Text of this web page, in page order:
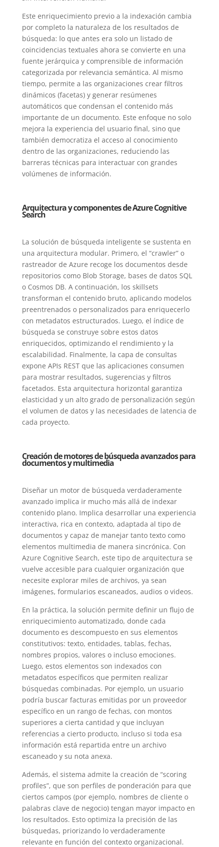
Este enriquecimiento previo a la indexación cambia
por completo la naturaleza de los resultados de
búsqueda: lo que antes era solo un listado de
coincidencias textuales ahora se convierte en una
fuente jerárquica y comprensible de información
categorizada por relevancia semántica. Al mismo
tiempo, permite a las organizaciones crear filtros
dinámicos (facetas) y generar resúmenes
automáticos que condensan el contenido más
importante de un documento. Este enfoque no solo
mejora la experiencia del usuario final, sino que
también democratiza el acceso al conocimiento
dentro de las organizaciones, reduciendo las
barreras técnicas para interactuar con grandes
volúmenes de información.
Arquitectura y componentes de Azure Cognitive
Search
La solución de búsqueda inteligente se sustenta en
una arquitectura modular. Primero, el “crawler” o
rastreador de Azure recoge los documentos desde
repositorios como Blob Storage, bases de datos SQL
o Cosmos DB. A continuación, los skillsets
transforman el contenido bruto, aplicando modelos
preentrenados o personalizados para enriquecerlo
con metadatos estructurados. Luego, el índice de
búsqueda se construye sobre estos datos
enriquecidos, optimizando el rendimiento y la
escalabilidad. Finalmente, la capa de consultas
expone APIs REST que las aplicaciones consumen
para mostrar resultados, sugerencias y filtros
facetados. Esta arquitectura horizontal garantiza
elasticidad y un alto grado de personalización según
el volumen de datos y las necesidades de latencia de
cada proyecto.
Creación de motores de búsqueda avanzados para
documentos y multimedia
Diseñar un motor de búsqueda verdaderamente
avanzado implica ir mucho más allá de indexar
contenido plano. Implica desarrollar una experiencia
interactiva, rica en contexto, adaptada al tipo de
documentos y capaz de manejar tanto texto como
elementos multimedia de manera sincrónica. Con
Azure Cognitive Search, este tipo de arquitectura se
vuelve accesible para cualquier organización que
necesite explorar miles de archivos, ya sean
imágenes, formularios escaneados, audios o videos.
En la práctica, la solución permite definir un flujo de
enriquecimiento automatizado, donde cada
documento es descompuesto en sus elementos
constitutivos: texto, entidades, tablas, fechas,
nombres propios, valores o incluso emociones.
Luego, estos elementos son indexados con
metadatos específicos que permiten realizar
búsquedas combinadas. Por ejemplo, un usuario
podría buscar facturas emitidas por un proveedor
específico en un rango de fechas, con montos
superiores a cierta cantidad y que incluyan
referencias a cierto producto, incluso si toda esa
información está repartida entre un archivo
escaneado y su nota anexa.
Además, el sistema admite la creación de “scoring
profiles”, que son perfiles de ponderación para que
ciertos campos (por ejemplo, nombres de cliente o
palabras clave de negocio) tengan mayor impacto en
los resultados. Esto optimiza la precisión de las
búsquedas, priorizando lo verdaderamente
relevante en función del contexto organizacional.